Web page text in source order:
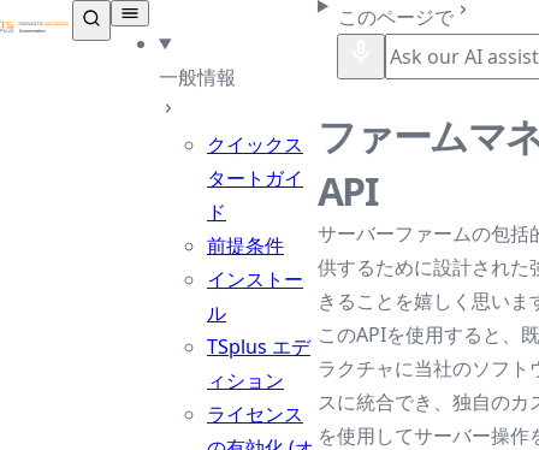
TSplus ドキュメンテーション ®
一般情報
クイックス
タートガイ
ド
前提条件
インストー
ル
TSplus エデ
ィション
ライセンス
このページで
ファームマ
API
サーバーファームの包括
供するために設計された
きることを嬉しく思いま
このAPIを使用すると、
ラクチャに当社のソフト
スに統合でき、独自のカ
を使用してサーバー操作